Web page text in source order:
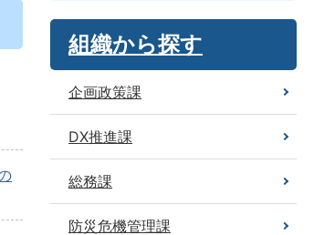
組織から探す
企画政策課
DX推進課
総務課
防災危機管理課